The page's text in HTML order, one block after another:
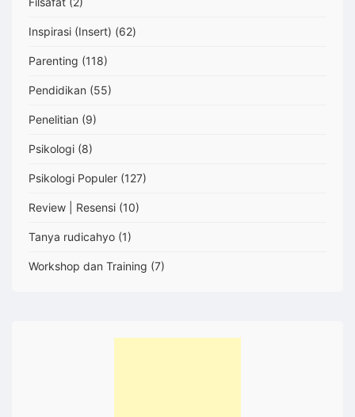
Inspirasi (Insert) (62)
Parenting (118)
Pendidikan (55)
Penelitian (9)
Psikologi (8)
Psikologi Populer (127)
Review | Resensi (10)
Tanya rudicahyo (1)
Workshop dan Training (7)